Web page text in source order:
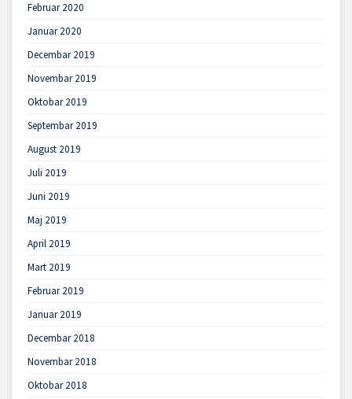
Februar 2020
Januar 2020
Decembar 2019
Novembar 2019
Oktobar 2019
Septembar 2019
August 2019
Juli 2019
Juni 2019
Maj 2019
April 2019
Mart 2019
Februar 2019
Januar 2019
Decembar 2018
Novembar 2018
Oktobar 2018